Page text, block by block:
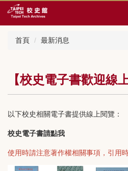
跳
到
首頁 最新消息
【校史電子書歡迎線
以下校史相關電子書提供線上閱覽：
校史電子書請點我
使用時請注意著作權相關事項，引用